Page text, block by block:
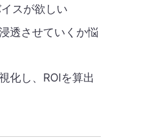
スが欲しい
透させていくか悩
化し、ROIを算出